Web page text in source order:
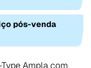
pós-venda
Ampla com